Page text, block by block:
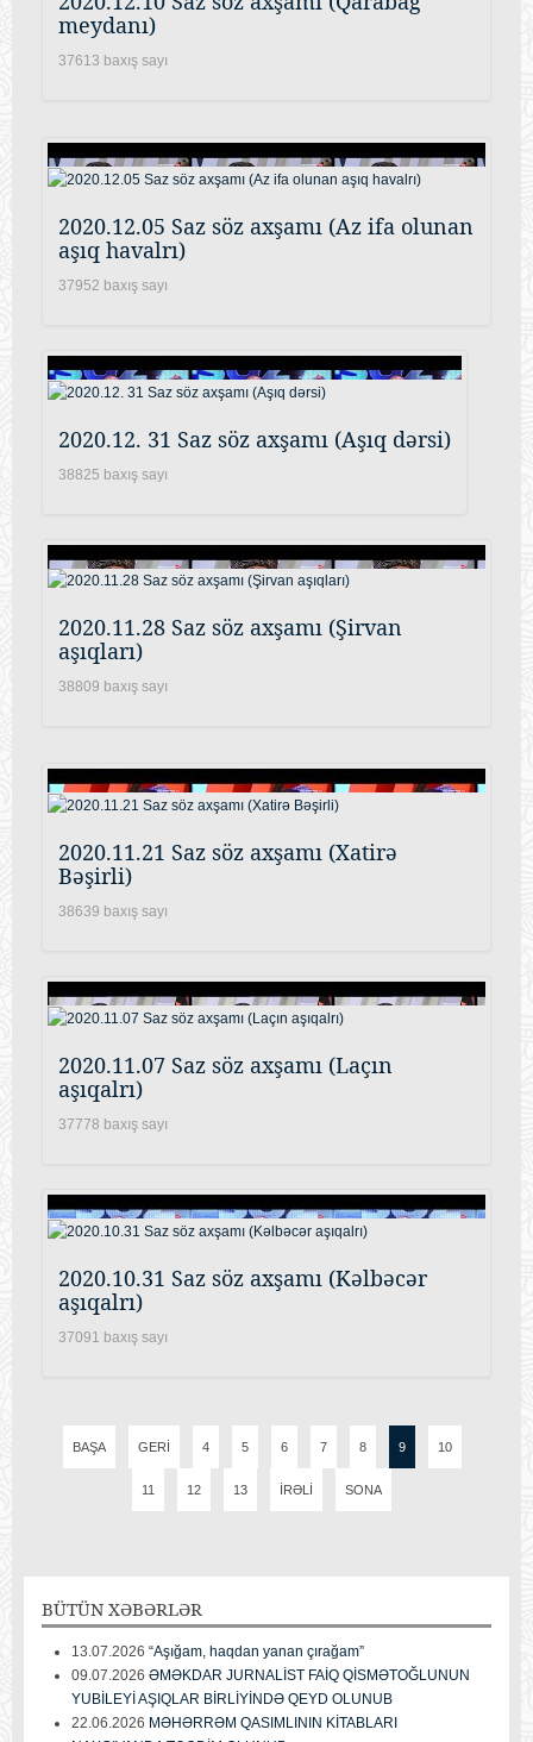
meydanı)
37613 baxış sayı
2020.12.05 Saz söz axşamı (Az ifa olunan
aşıq havalrı)
37952 baxış sayı
2020.12. 31 Saz söz axşamı (Aşıq dərsi)
38825 baxış sayı
2020.11.28 Saz söz axşamı (Şirvan
aşıqları)
38809 baxış sayı
2020.11.21 Saz söz axşamı (Xatirə
Bəşirli)
38639 baxış sayı
2020.11.07 Saz söz axşamı (Laçın
aşıqalrı)
37778 baxış sayı
2020.10.31 Saz söz axşamı (Kəlbəcər
aşıqalrı)
37091 baxış sayı
BAŞA GERI 4 5 6 7 8 9 10
11 12 13 İRƏLI SONA
BÜTÜN XƏBƏRLƏR
13.07.2026 “Aşığam, haqdan yanan çırağam”
09.07.2026 ƏMƏKDAR JURNALİST FAİQ QİSMƏTOĞLUNUN
YUBİLEYİ AŞIQLAR BİRLİYİNDƏ QEYD OLUNUB
22.06.2026 MƏHƏRRƏM QASIMLININ KİTABLARI